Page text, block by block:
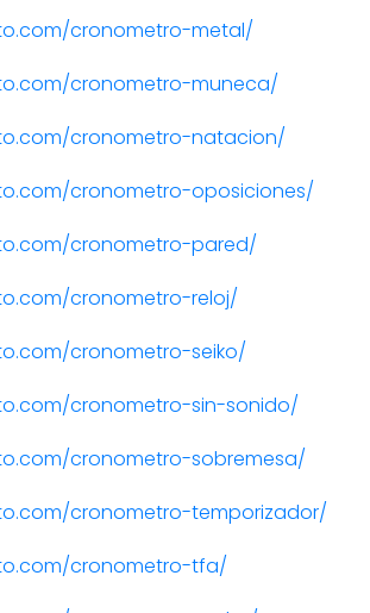
cronometro-metal/
cronometro-muneca/
cronometro-natacion/
cronometro-oposiciones/
cronometro-pared/
cronometro-reloj/
cronometro-seiko/
cronometro-sin-sonido/
cronometro-sobremesa/
cronometro-temporizador/
cronometro-tfa/